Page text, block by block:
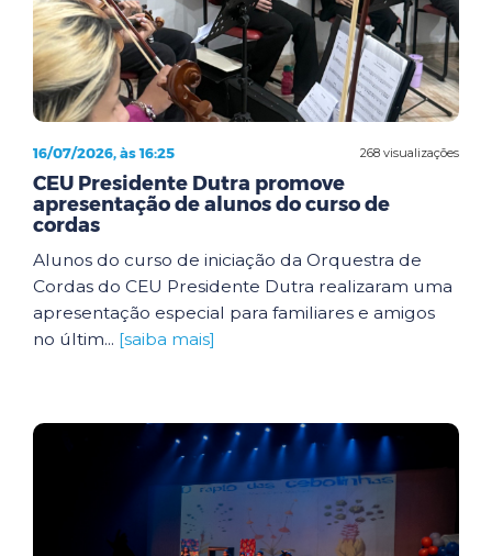
268 visualizações
16/07/2026, às 16:25
CEU Presidente Dutra promove
apresentação de alunos do curso de
cordas
Alunos do curso de iniciação da Orquestra de
Cordas do CEU Presidente Dutra realizaram uma
apresentação especial para familiares e amigos
no últim... [saiba mais]